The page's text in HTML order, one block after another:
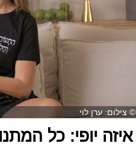
© צילום: ערן לוי
איזה יופי: כל